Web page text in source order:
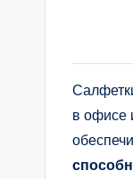
в офисе